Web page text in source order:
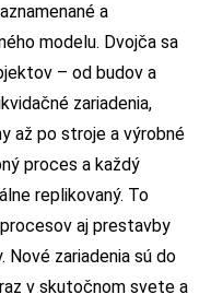
a
modelu. Dvojča sa
– od budov a
zariadenia,
až po stroje a výrobné
proces a každý
replikovaný. To
aj prestavby
Nové zariadenia sú do
v skutočnom svete a